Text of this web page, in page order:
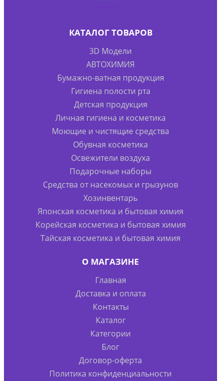
КАТАЛОГ ТОВАРОВ
3D Модели
АВТОХИМИЯ
Бумажно-ватная продукция
Гигиена полости рта
Детская продукция
Личная гигиена и косметика
Моющие и чистящие средства
Обувная косметика
Освежители воздуха
Подарочные наборы
Средства от насекомых и грызунов
Хозинвентарь
Японская косметика и бытовая химия
Корейская косметика и бытовая химия
Тайская косметика и бытовая химия
О МАГАЗИНЕ
Главная
Доставка и оплата
Контакты
Каталог
Категории
Блог
Договор-оферта
Политика конфиденциальности